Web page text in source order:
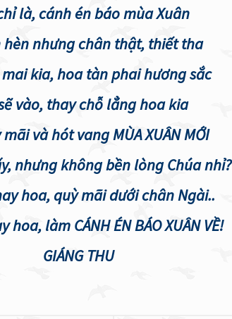
là, cánh én báo mùa Xuân
hèn nhưng chân thật, thiết tha
mai kia, hoa tàn phai hương sắc
vào, thay chỗ lẳng hoa kia
và hót vang MÙA XUÂN MỚI
nhưng không bền lòng Chúa nhỉ?
hoa, quỳ mãi dưới chân Ngài..
hoa, làm CÁNH ÉN BÁO XUÂN VỀ!
GIÁNG THU